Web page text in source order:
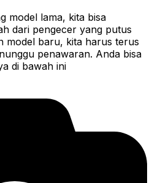
model lama, kita bisa
dari pengecer yang putus
model baru, kita harus terus
penawaran. Anda bisa
di bawah ini